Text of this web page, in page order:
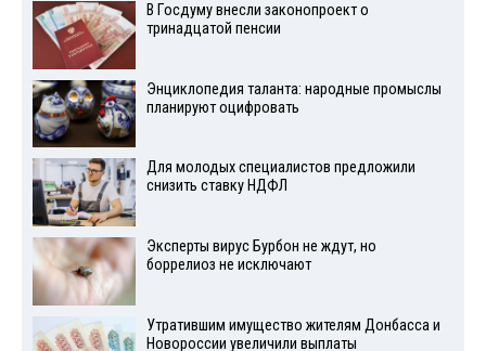
В Госдуму внесли законопроект о
тринадцатой пенсии
Энциклопедия таланта: народные промыслы
планируют оцифровать
Для молодых специалистов предложили
снизить ставку НДФЛ
Эксперты вирус Бурбон не ждут, но
боррелиоз не исключают
Утратившим имущество жителям Донбасса и
Новороссии увеличили выплаты